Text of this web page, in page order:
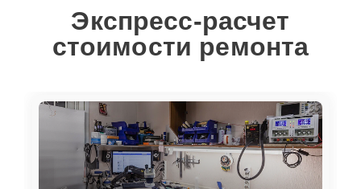
Экспресс-расчет
стоимости ремонта